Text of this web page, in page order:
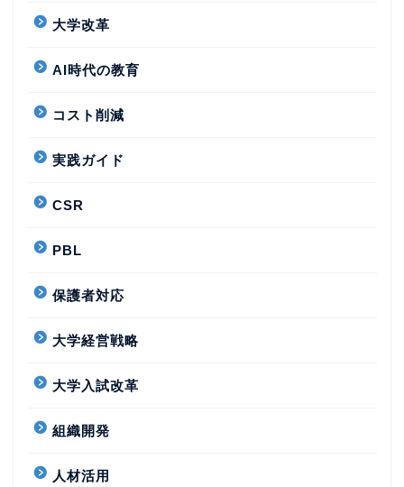
大学改革
AI時代の教育
コスト削減
実践ガイド
CSR
PBL
保護者対応
大学経営戦略
大学入試改革
組織開発
人材活用